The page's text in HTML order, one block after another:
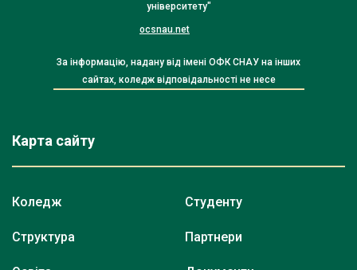
університету"
ocsnau.net
За інформацію, надану від імені ОФК СНАУ на інших
сайтах, коледж відповідальності не несе
Карта сайту
Коледж
Структура
Студенту
Партнери